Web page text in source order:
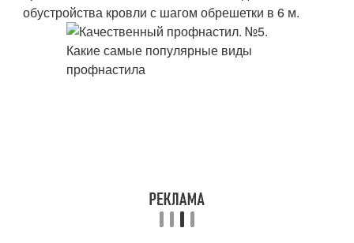
обустройства кровли с шагом обрешетки в 6 м.